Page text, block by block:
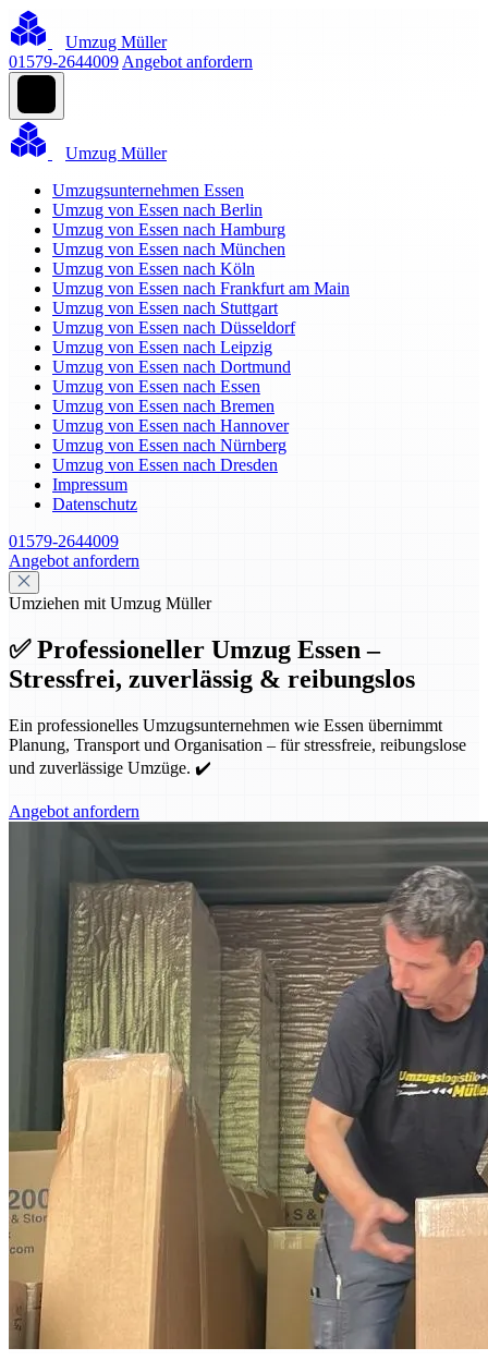
Umzug Müller
01579-2644009 Angebot anfordern
Umzug Müller
Umzugsunternehmen Essen
Umzug von Essen nach Berlin
Umzug von Essen nach Hamburg
Umzug von Essen nach München
Umzug von Essen nach Köln
Umzug von Essen nach Frankfurt am Main
Umzug von Essen nach Stuttgart
Umzug von Essen nach Düsseldorf
Umzug von Essen nach Leipzig
Umzug von Essen nach Dortmund
Umzug von Essen nach Essen
Umzug von Essen nach Bremen
Umzug von Essen nach Hannover
Umzug von Essen nach Nürnberg
Umzug von Essen nach Dresden
Impressum
Datenschutz
01579-2644009
Angebot anfordern
Umziehen mit Umzug Müller
✅ Professioneller Umzug Essen –
Stressfrei, zuverlässig & reibungslos
Ein professionelles Umzugsunternehmen wie Essen übernimmt
Planung, Transport und Organisation – für stressfreie, reibungslose
und zuverlässige Umzüge. ✔️
Angebot anfordern